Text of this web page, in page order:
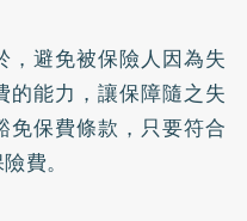
，避免被保險人因為失
的能力，讓保障隨之失
免保費條款，只要符合
費。